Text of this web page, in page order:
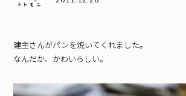
建主さんがパンを焼いてくれました。
なんだか、かわいらしい。